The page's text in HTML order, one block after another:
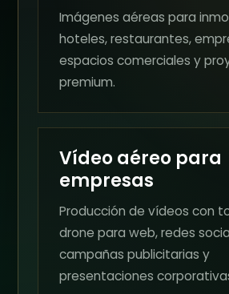
Imágenes aéreas para
hoteles, restaurantes,
espacios comerciales y
premium.
Vídeo aéreo para
empresas
Producción de vídeos con
drone para web, redes
campañas publicitarias y
presentaciones